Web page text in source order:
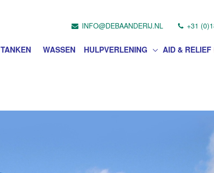
INFO@DEBAANDERIJ.NL +31
TANKEN WASSEN HULPVERLENING AID & RELIEF